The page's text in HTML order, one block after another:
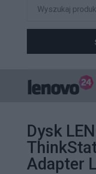
Dysk
Adapter